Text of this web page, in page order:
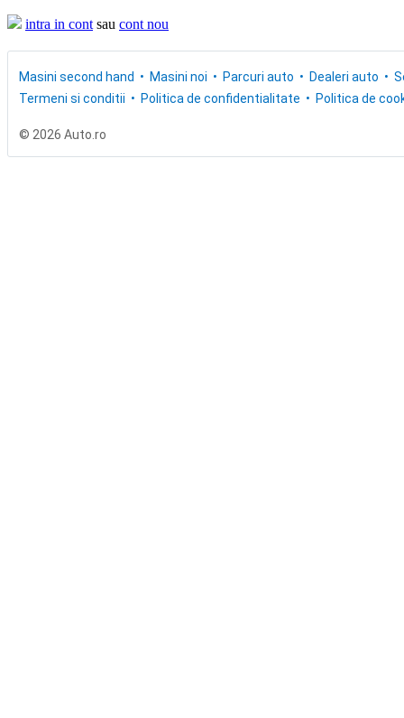
intra in cont sau cont nou
Masini second hand Masini noi Parcuri auto Dealeri auto
Termeni si conditii
Politica de confidentialitate Politica de
© 2026 Auto.ro